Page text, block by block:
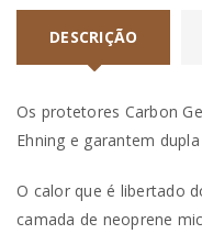
DESCRIÇÃO
Os protetores Carbon
Ehning e garantem
O calor que é libertado
camada de neoprene